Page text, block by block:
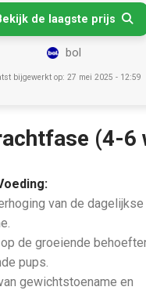
de laagste prijs 
bol
bijgewerkt op: 27 mei 2025 - 12:59
(4-6
van de dagelijkse
de groeiende
pups.
gewichtstoename en